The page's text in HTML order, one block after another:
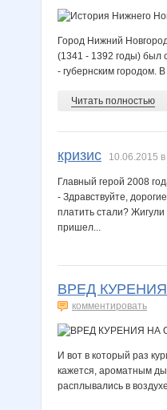
Город Нижний
(1341 - 1392 годы) был
- губернским городом.
Читать полностью
кризис 10.06.2015
Главный герой 2008
- Здравствуйте,
платить стали?
пришел...
ВРЕД
комментировать
И вот в который раз
кажется, ароматным
расплывались в